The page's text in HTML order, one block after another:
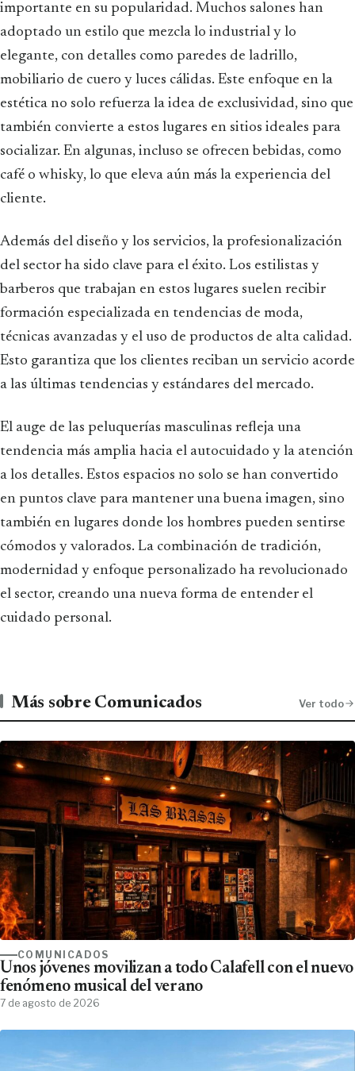
importante en su popularidad. Muchos salones han
adoptado un estilo que mezcla lo industrial y lo
elegante, con detalles como paredes de ladrillo,
mobiliario de cuero y luces cálidas. Este enfoque en la
estética no solo refuerza la idea de exclusividad, sino que
también convierte a estos lugares en sitios ideales para
socializar. En algunas, incluso se ofrecen bebidas, como
café o whisky, lo que eleva aún más la experiencia del
cliente.
Además del diseño y los servicios, la profesionalización
del sector ha sido clave para el éxito. Los estilistas y
barberos que trabajan en estos lugares suelen recibir
formación especializada en tendencias de moda,
técnicas avanzadas y el uso de productos de alta calidad.
Esto garantiza que los clientes reciban un servicio acorde
a las últimas tendencias y estándares del mercado.
El auge de las peluquerías masculinas refleja una
tendencia más amplia hacia el autocuidado y la atención
a los detalles. Estos espacios no solo se han convertido
en puntos clave para mantener una buena imagen, sino
también en lugares donde los hombres pueden sentirse
cómodos y valorados. La combinación de tradición,
modernidad y enfoque personalizado ha revolucionado
el sector, creando una nueva forma de entender el
cuidado personal.
Más sobre Comunicados Ver todo
COMUNICADOS
Unos jóvenes movilizan a todo Calafell con el nuevo
fenómeno musical del verano
7 de agosto de 2026